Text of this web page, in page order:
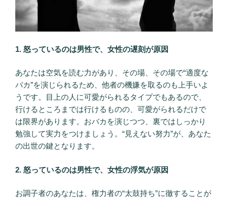
1. 怒っているのは男性で、女性の遅刻が原因
あなたは空気を読む力があり、その場、その場で“適度な
バカ”を演じられるため、他者の機嫌を取るのも上手いよ
うです。目上の人に可愛がられるタイプでもあるので、
行けるところまでは行けるものの、可愛がられるだけで
は限界があります。おバカを演じつつ、裏ではしっかり
勉強して実力をつけましょう。“見えない努力”が、あなた
の出世の鍵となります。
2. 怒っているのは男性で、女性の浮気が原因
お調子者のあなたは、権力者の“太鼓持ち”に徹することが